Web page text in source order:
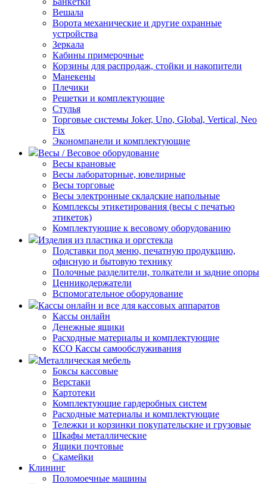
Вешала
Ворота механические и другие охранные
устройства
Зеркала
Кабины примерочные
Корзины для распродаж, стойки и накопители
Манекены
Плечики
Решетки и комплектующие
Стулья
Торговые системы Joker, Uno, Global, Vertical, Neo
Fix
Экономпанели и комплектующие
Весы / Весовое оборудование
Весы крановые
Весы лабораторные, ювелирные
Весы торговые
Весы электронные складские напольные
Комплексы этикетирования (весы с печатью
этикеток)
Комплектующие к весовому оборудованию
Изделия из пластика и оргстекла
Подставки под меню, печатную продукцию,
офисную и бытовую технику
Полочные разделители, толкатели и задние опоры
Ценникодержатели
Вспомогательное оборудование
Кассы онлайн и все для кассовых аппаратов
Кассы онлайн
Денежные ящики
Расходные материалы и комплектующие
КСО Кассы самообслуживания
Металлическая мебель
Боксы кассовые
Верстаки
Картотеки
Комплектующие гардеробных систем
Расходные материалы и комплектующие
Тележки и корзинки покупательские и грузовые
Шкафы металлические
Ящики почтовые
Скамейки
Клининг
Поломоечные машины